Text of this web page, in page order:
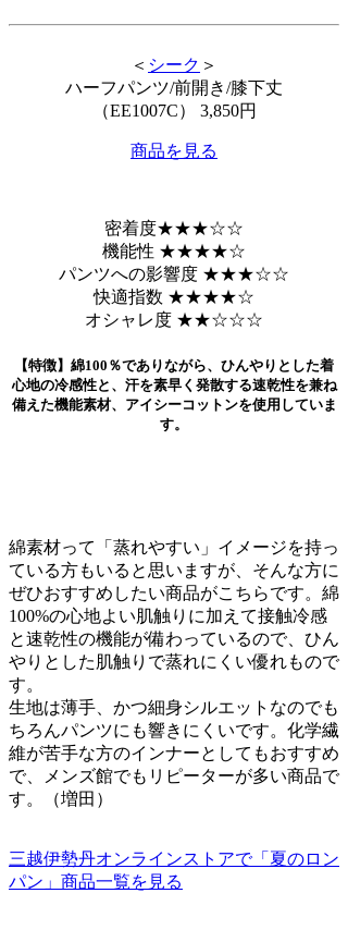
＜ シーク ＞
ハーフパンツ/前開き/膝下丈
（EE1007C） 3,850円
商品を見る
密着度★★★☆☆
機能性 ★★★★☆
パンツへの影響度 ★★★☆☆
快適指数 ★★★★☆
オシャレ度 ★★☆☆☆
【特徴】綿100％でありながら、ひんやりとした着
心地の冷感性と、汗を素早く発散する速乾性を兼ね
備えた機能素材、アイシーコットンを使用していま
す。
綿素材って「蒸れやすい」イメージを持っ
ている方もいると思いますが、そんな方に
ぜひおすすめしたい商品がこちらです。綿
100%の心地よい肌触りに加えて接触冷感
と速乾性の機能が備わっているので、ひん
やりとした肌触りで蒸れにくい優れもので
す。
生地は薄手、かつ細身シルエットなのでも
ちろんパンツにも響きにくいです。化学繊
維が苦手な方のインナーとしてもおすすめ
で、メンズ館でもリピーターが多い商品で
す。（増田）
三越伊勢丹オンラインストアで「夏のロン
パン」商品一覧を見る